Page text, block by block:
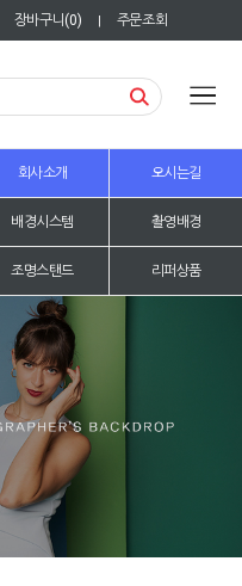
장바구니(0) | 주문조회
회사소개 오시는길
배경시스템 촬영배경
조명스탠드 리퍼상품